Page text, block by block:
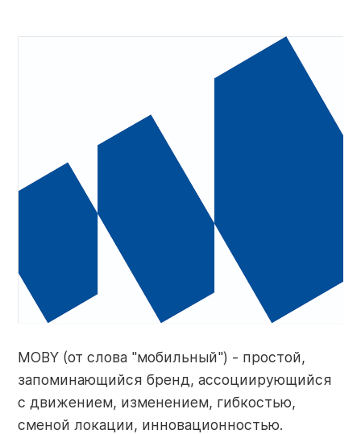
MOBY (от слова "мобильный") - простой,
запоминающийся бренд, ассоциирующийся
с движением, изменением, гибкостью,
сменой локации, инновационностью.